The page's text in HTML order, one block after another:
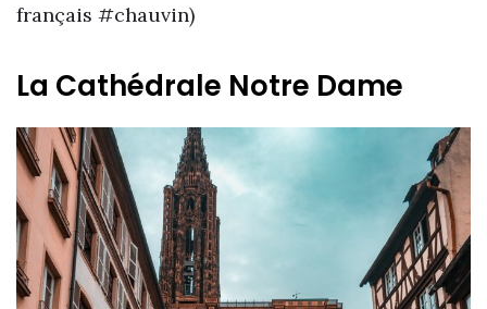
français #chauvin)
La Cathédrale Notre Dame